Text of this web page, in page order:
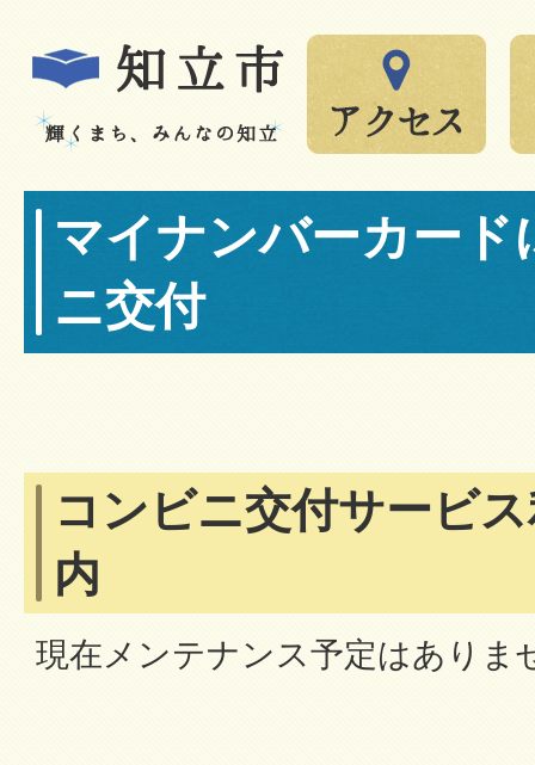
マイナンバーカード
ニ交付
コンビニ交付サービ
内
現在メンテナンス予定はありま